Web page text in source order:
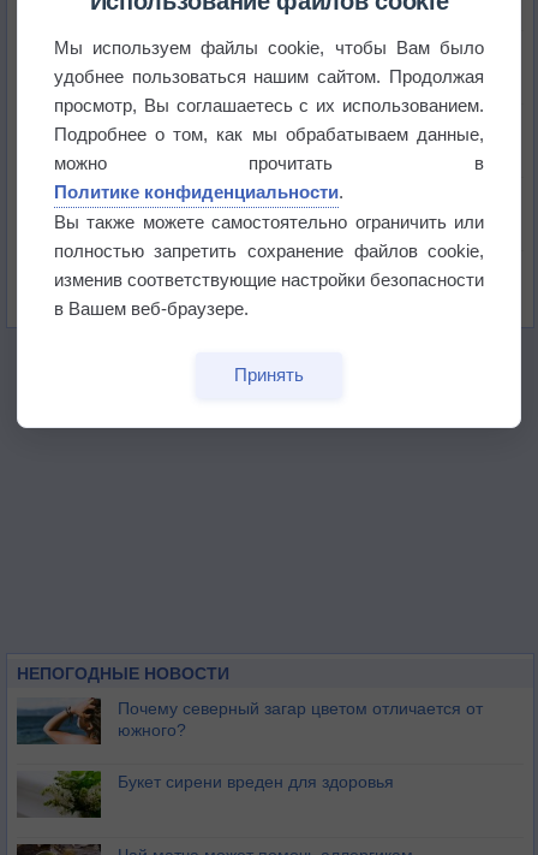
Европейские столицы бьют рекорды жары
Впервые за 155 лет в Лондоне в течение месяца
не выпадал дождь
Лето продолжит щедро раздавать своё тепло!
НЕПОГОДНЫЕ НОВОСТИ
Почему северный загар цветом отличается от
южного?
Букет сирени вреден для здоровья
Мы используем файлы cookie, чтобы Вам было
удобнее пользоваться нашим сайтом. Продолжая
просмотр, Вы соглашаетесь с их использованием.
Подробнее о том, как мы обрабатываем данные,
можно прочитать в
Политике конфиденциальности.
Вы также можете самостоятельно ограничить или
полностью запретить сохранение файлов cookie,
изменив соответствующие настройки безопасности
в Вашем веб-браузере.
Принять